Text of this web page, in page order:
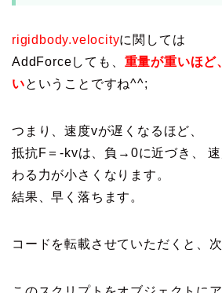
rigidbody.velocityに関しては
AddForceしても、 重量が重いほど
いということですね^^;
つまり、速度vが遅くなるほど、
抵抗F＝-kvは、負→0に近づき、
わる力が小さくなります。
結果、早く落ちます。
コードを転載させていただくと、次